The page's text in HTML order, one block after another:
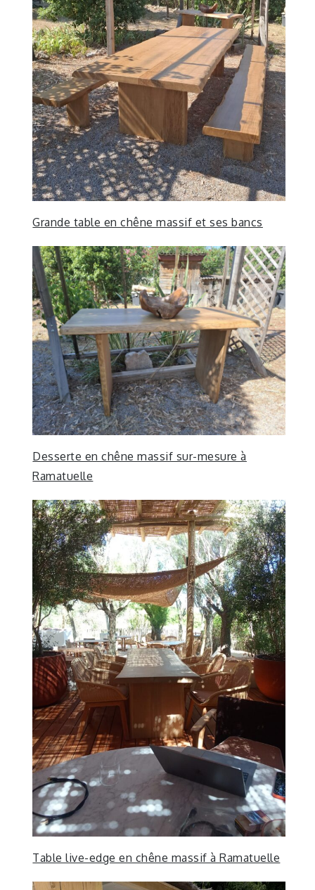
Grande table en chêne massif et ses bancs
Desserte en chêne massif sur-mesure à
Ramatuelle
Table live-edge en chêne massif à Ramatuelle